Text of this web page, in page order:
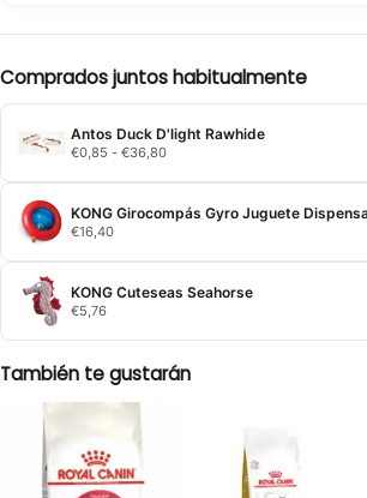
Comprados juntos habitualmente
Antos Duck D'light Rawhide
€0,85 - €36,80Rango
precios:
€0,85
KONG Girocompás Gyro Juguete
€16,40
KONG Cuteseas Seahorse
€5,76
También te gustarán